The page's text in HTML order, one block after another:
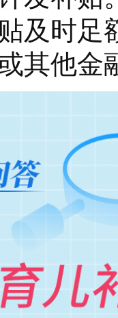
及时足
其他金